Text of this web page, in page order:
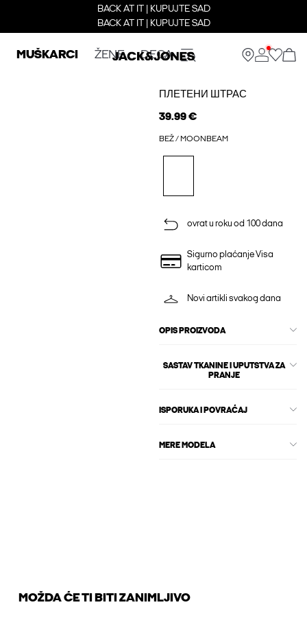
BACK AT IT | KUPUJTE SAD
BACK AT IT | KUPUJTE SAD
MUŠKARCI ŽENE DECA
ПЛЕТЕНИ ШТРАС
39.99 €
BEŽ / MOONBEAM
ovrat u roku od 100 dana
Sigurno plaćanje Visa
karticom
Novi artikli svakog dana
OPIS PROIZVODA
SASTAV TKANINE I UPUTSTVA ZA
PRANJE
ISPORUKA I POVRAĆAJ
MERE MODELA
MOŽDA ĆE TI BITI ZANIMLJIVO